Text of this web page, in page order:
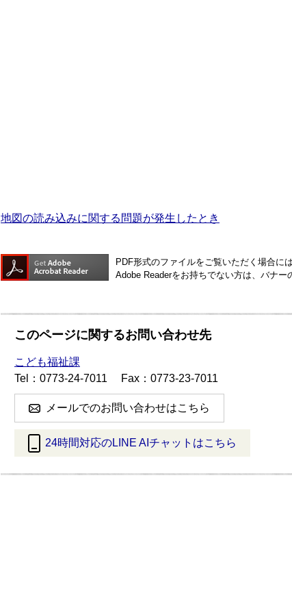
地図の読み込みに関する問題が発生したとき
PDF形式のファイルをご覧いただく場合に
Adobe Readerをお持ちでない方は、バナー
このページに関するお問い合わせ先
こども福祉課
Tel：0773-24-7011
Fax：0773-23-7011
メールでのお問い合わせはこちら
24時間対応のLINE AIチャットはこちら